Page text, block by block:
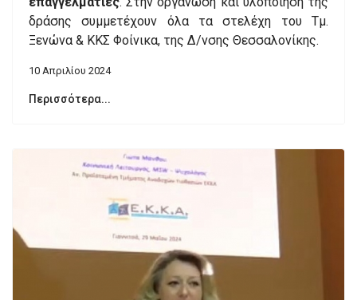
δράσης συμμετέχουν όλα τα στελέχη του Τμ.
Ξενώνα & ΚΚΣ Φοίνικα, της Δ/νσης Θεσσαλονίκης.
10 Απριλίου 2024
Περισσότερα...